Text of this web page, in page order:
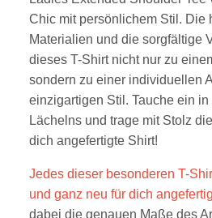
Chic mit persönlichem Stil. Die
Materialien und die sorgfältige
dieses T-Shirt nicht nur zu
sondern zu einer individuellen
einzigartigen Stil. Tauche ein
Lächelns und trage mit Stolz
dich angefertigte Shirt!
Jedes dieser besonderen T-
und ganz neu für dich
dabei die genauen Maße des